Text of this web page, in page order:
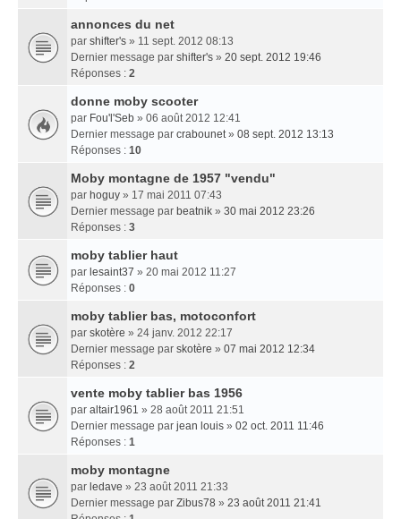
annonces du net
par shifter's » 11 sept. 2012 08:13
Dernier message par shifter's » 20 sept. 2012 19:46
Réponses : 2
donne moby scooter
par Fou'l'Seb » 06 août 2012 12:41
Dernier message par crabounet» 08 sept. 2012 13:13
Réponses : 10
Moby montagne de 1957 "vendu"
par hoguy » 17 mai 2011 07:43
Dernier message par beatnik » 30 mai 2012 23:26
Réponses : 3
moby tablier haut
par lesaint37 » 20 mai 2012 11:27
Réponses : 0
moby tablier bas, motoconfort
par skotère » 24 janv. 2012 22:17
Dernier message par skotère » 07 mai 2012 12:34
Réponses : 2
vente moby tablier bas 1956
par altair1961 » 28 août 2011 21:51
Dernier message par jean louis » 02 oct. 2011 11:46
Réponses : 1
moby montagne
par ledave » 23 août 2011 21:33
Dernier message par Zibus78 » 23 août 2011 21:41